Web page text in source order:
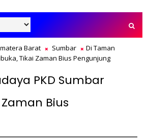
Barat Sumbar
Di Taman
Tikai Zaman Bius Pengunjung
PKD Sumbar
Bius